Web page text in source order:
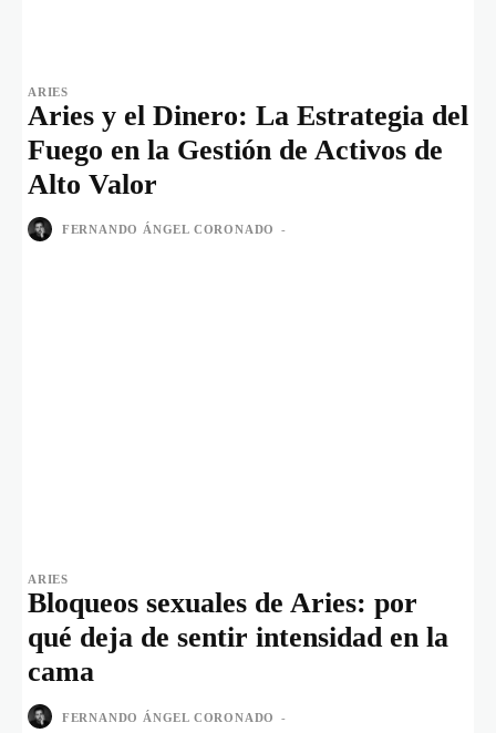
ARIES
Aries y el Dinero: La Estrategia del
Fuego en la Gestión de Activos de
Alto Valor
FERNANDO ÁNGEL CORONADO -
ARIES
Bloqueos sexuales de Aries: por
qué deja de sentir intensidad en la
cama
FERNANDO ÁNGEL CORONADO -